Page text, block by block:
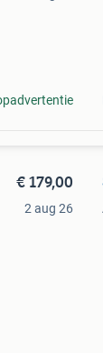
€ 179,00
2 aug 26